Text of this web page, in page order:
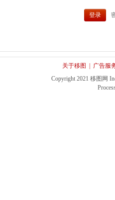
关于移图 | 广告服
Copyright 2021 移图网